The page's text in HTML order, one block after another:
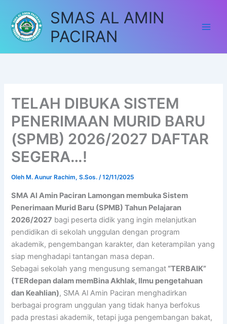
konten
SMAS AL AMIN
PACIRAN
TELAH DIBUKA SISTEM
PENERIMAAN MURID BARU
(SPMB) 2026/2027 DAFTAR
SEGERA…!
Oleh M. Aunur Rachim, S.Sos./12/11/2025
SMA Al Amin Paciran Lamongan membuka Sistem
Penerimaan Murid Baru (SPMB) Tahun Pelajaran
2026/2027 bagi peserta didik yang ingin melanjutkan
pendidikan di sekolah unggulan dengan program
akademik, pengembangan karakter, dan keterampilan yang
siap menghadapi tantangan masa depan.
Sebagai sekolah yang mengusung semangat “TERBAIK”
(TERdepan dalam memBina Akhlak, Ilmu pengetahuan
dan Keahlian), SMA Al Amin Paciran menghadirkan
berbagai program unggulan yang tidak hanya berfokus
pada prestasi akademik, tetapi juga pengembangan bakat,